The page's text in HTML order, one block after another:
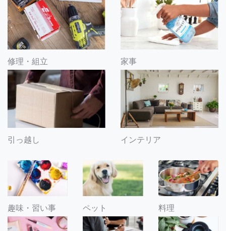
修理・組立 家事
引っ越し インテリア
趣味・習い事 ペット 料理